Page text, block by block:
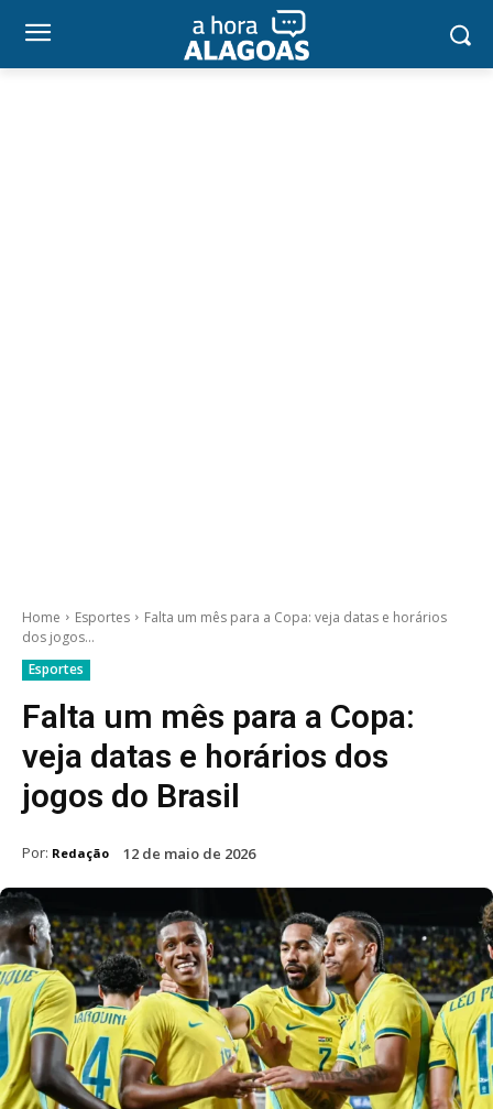
Home Esportes
Falta um mês para a Copa: veja datas e horários
dos jogos...
Esportes
Falta um mês para a Copa:
veja datas e horários dos
jogos do Brasil
Por: Redação 12 de maio de 2026